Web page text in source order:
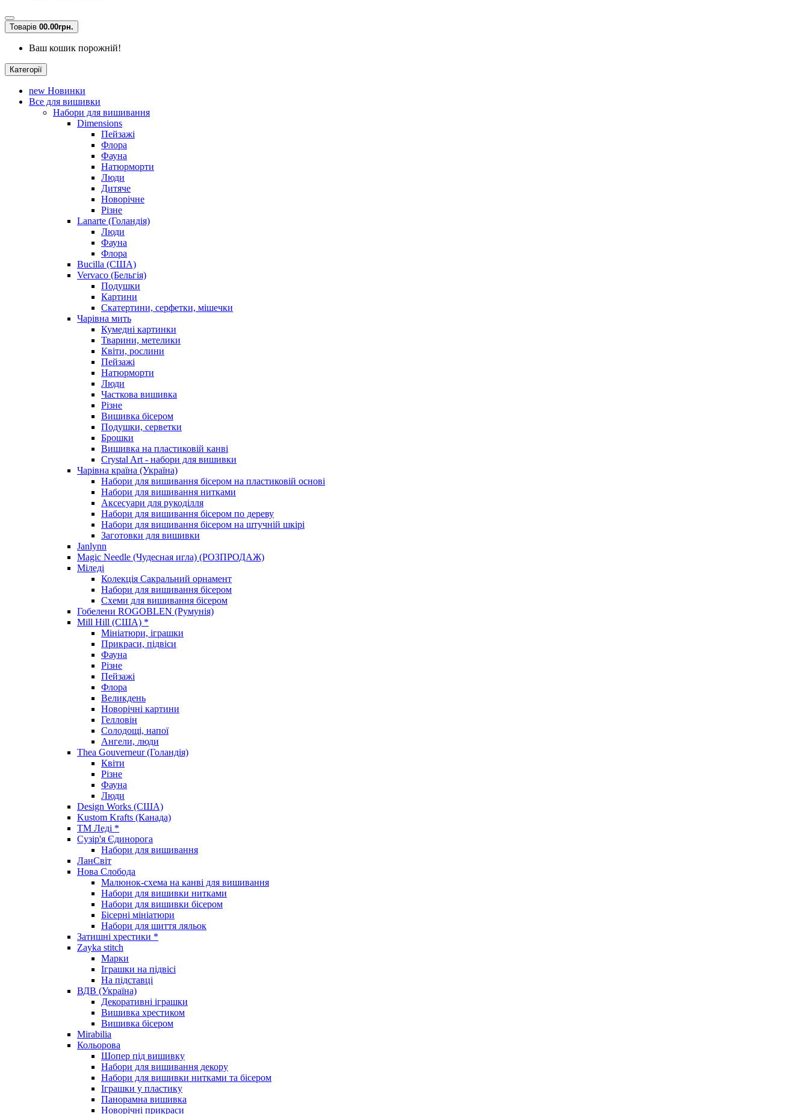
Товарів 00.00грн.
Ваш кошик порожній!
Категорії
new Новинки
Все для вишивки
Набори для вишивання
Dimensions
Пейзажі
Флора
Фауна
Натюрморти
Люди
Дитяче
Новорічне
Різне
Lanarte (Голандія)
Люди
Фауна
Флора
Bucilla (США)
Vervaco (Бельгія)
Подушки
Картини
Скатертини, серфетки, мішечки
Чарiвна мить
Кумедні картинки
Тварини, метелики
Квіти, рослини
Пейзажі
Натюрморти
Люди
Часткова вишивка
Різне
Вишивка бісером
Подушки, серветки
Брошки
Вишивка на пластиковій канві
Crystal Art - набори для вишивки
Чарівна країна (Україна)
Набори для вишивання бісером на пластиковій основі
Набори для вишивання нитками
Аксесуари для рукоділля
Набори для вишивання бісером по дереву
Набори для вишивання бісером на штучній шкірі
Заготовки для вишивки
Janlynn
Magic Needle (Чудесная игла) (РОЗПРОДАЖ)
Міледі
Колекція Сакральний орнамент
Набори для вишивання бісером
Схеми для вишивання бісером
Гобелени ROGOBLEN (Румунія)
Mill Hill (США) *
Мініатюри, іграшки
Прикраси, підвіси
Фауна
Різне
Пейзажі
Флора
Великдень
Новорічні картини
Гелловін
Солодощі, напої
Ангели, люди
Thea Gouverneur (Голандія)
Квіти
Різне
Фауна
Люди
Design Works (США)
Kustom Krafts (Канада)
ТМ Леді *
Сузір'я Єдинорога
Набори для вишивання
ЛанСвіт
Нова Слобода
Малюнок-схема на канві для вишивання
Набори для вишивки нитками
Набори для вишивки бісером
Бісерні мініатюри
Набори для шиття ляльок
Затишні хрестики *
Zayka stitch
Марки
Іграшки на підвісі
На підставці
ВДВ (Україна)
Декоративні іграшки
Вишивка хрестиком
Вишивка бісером
Mirabilia
Кольорова
Шопер під вишивку
Набори для вишивання декору
Набори для вишивки нитками та бісером
Іграшки у пластику
Панорамна вишивка
Новорічні прикраси